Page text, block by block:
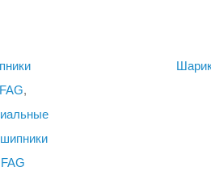
,